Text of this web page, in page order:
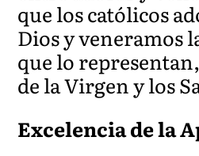
que los católicos
Dios y veneramos
que lo
de la Virgen y los
Excelencia de la